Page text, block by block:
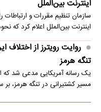
اینترنت بین‌الملل
اینترنت بین‌الملل اعلام کرد که
روایت رویترز از اختلاف
تنگه هرمز
یک رسانه آمریکایی مدعی شد که
مسیر کشتیرانی در تنگه هرمز،